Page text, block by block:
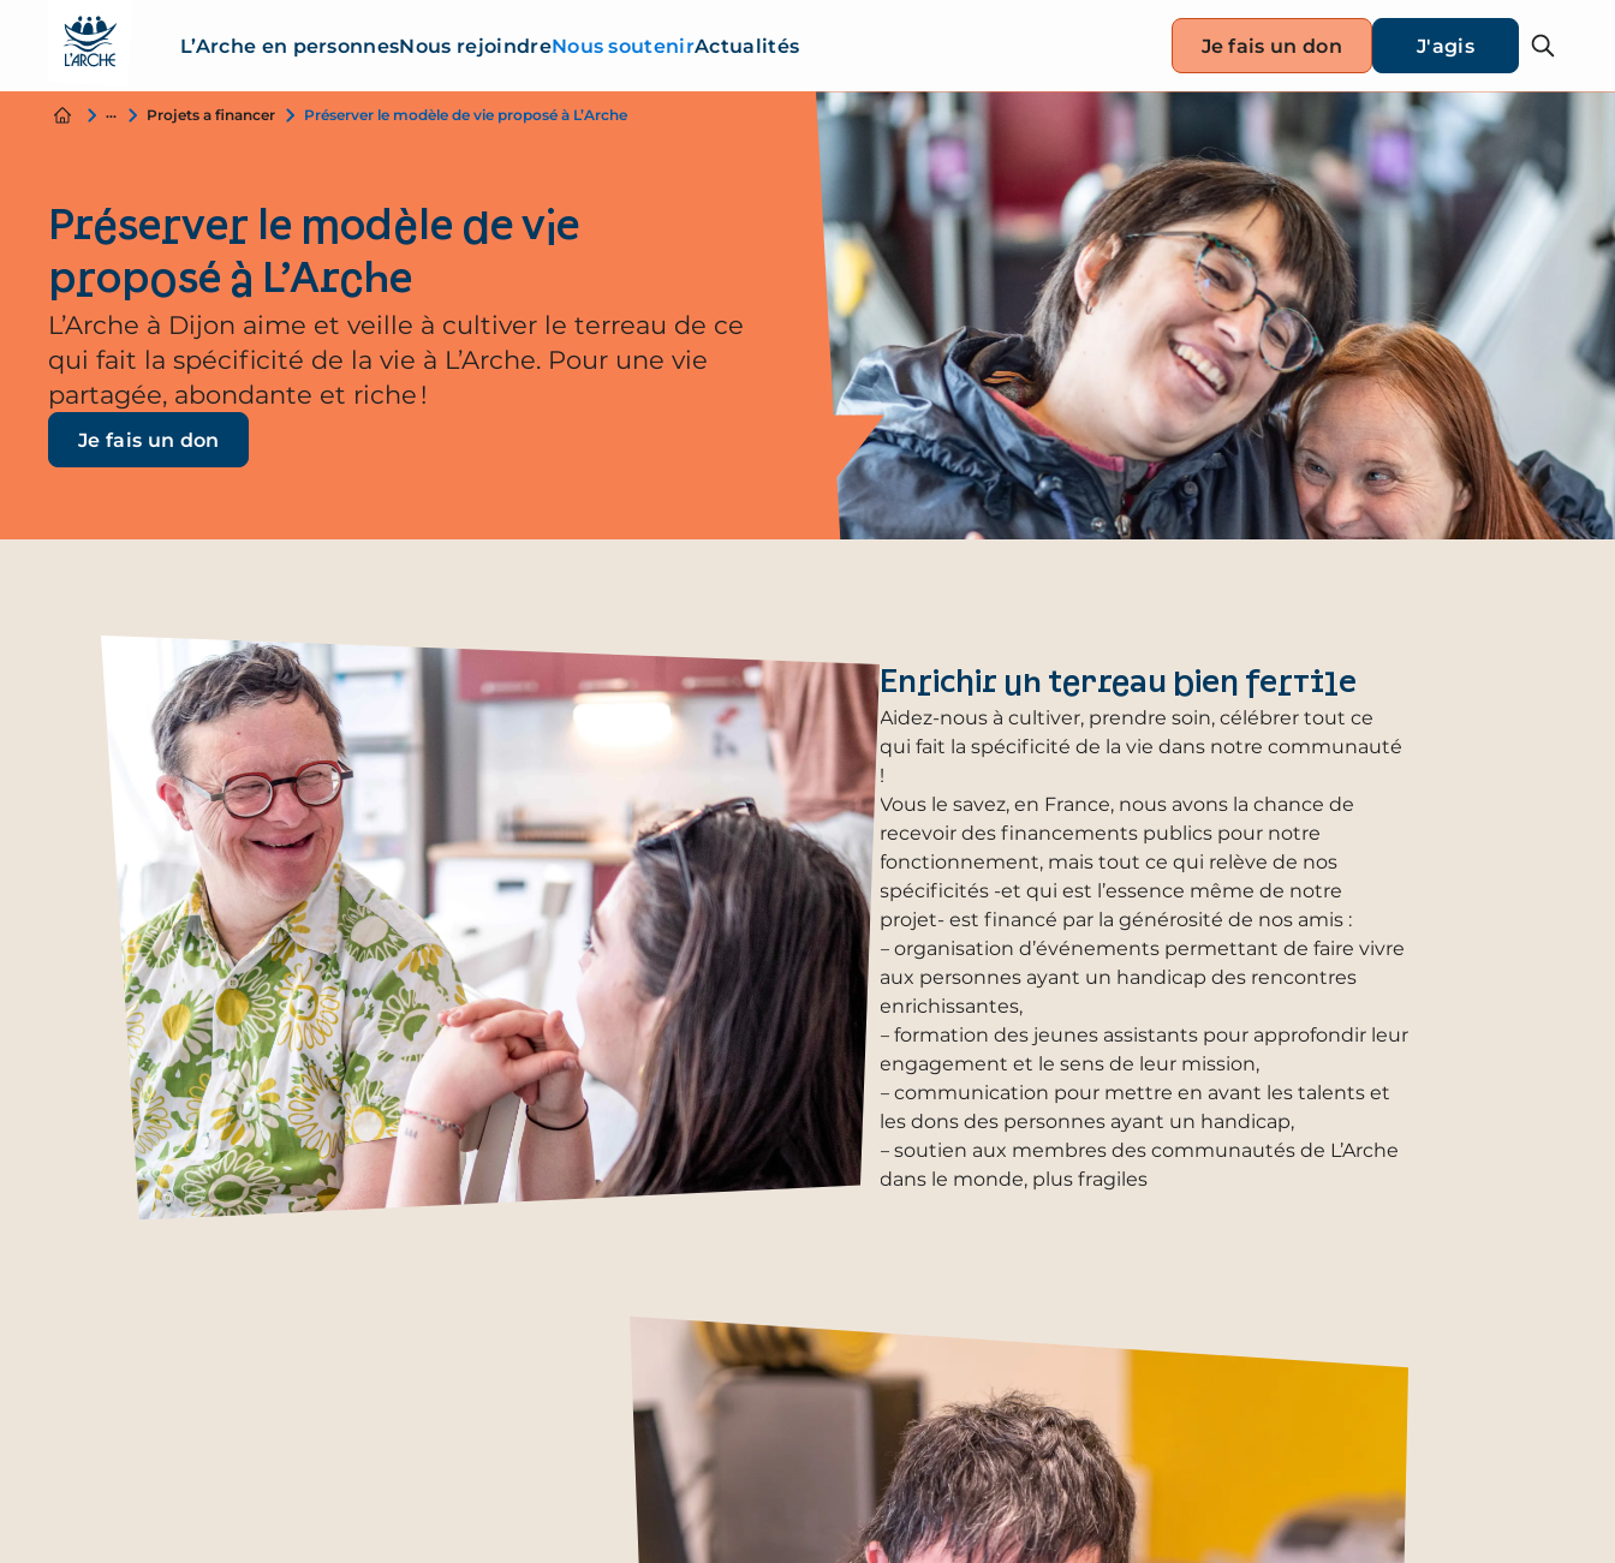
Je fais un don J'agis
L’Arche en personnesNous rejoindreNous soutenirActualités
Nous soutenirProjets a financer Préserver le modèle de vie proposé à L’Arche
Préserver le modèle de vie
proposé à L’Arche
L’Arche à Dijon aime et veille à cultiver le terreau de ce
qui fait la spécificité de la vie à L’Arche. Pour une vie
partagée, abondante et riche !
Je fais un don
Enrichir un terreau bien fertile
Aidez-nous à cultiver, prendre soin, célébrer tout ce
qui fait la spécificité de la vie dans notre communauté
!
Vous le savez, en France, nous avons la chance de
recevoir des financements publics pour notre
fonctionnement, mais tout ce qui relève de nos
spécificités -et qui est l’essence même de notre
projet- est financé par la générosité de nos amis :
– organisation d’événements permettant de faire vivre
aux personnes ayant un handicap des rencontres
enrichissantes,
– formation des jeunes assistants pour approfondir leur
engagement et le sens de leur mission,
– communication pour mettre en avant les talents et
les dons des personnes ayant un handicap,
– soutien aux membres des communautés de L’Arche
dans le monde, plus fragiles